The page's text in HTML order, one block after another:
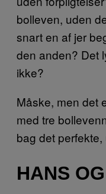
bolleven, uden
snart en af jer
den anden? Det
ikke?
Måske, men det
med tre
bag det
HANS